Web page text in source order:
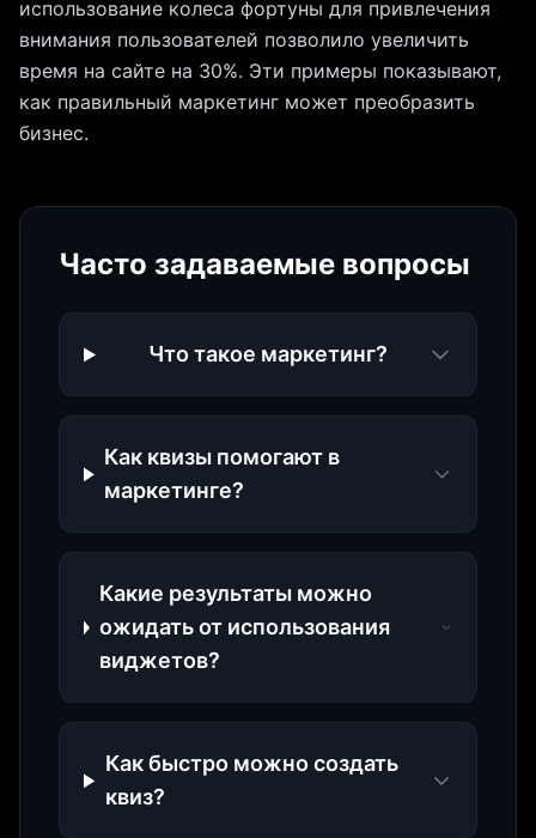
использование колеса фортуны для привлечения
внимания пользователей позволило увеличить
время на сайте на 30%. Эти примеры показывают,
как правильный маркетинг может преобразить
бизнес.
Часто задаваемые вопросы
Что такое маркетинг?
Как квизы помогают в
маркетинге?
Какие результаты можно
ожидать от использования
виджетов?
Как быстро можно создать
квиз?